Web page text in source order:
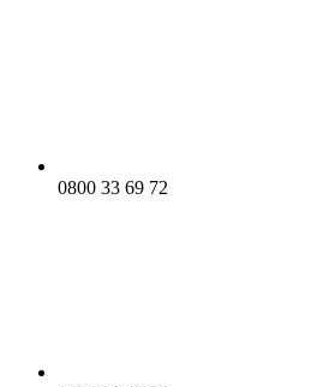
0800 33 69 72